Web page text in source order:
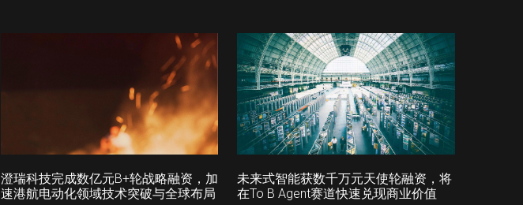
澄瑞科技完成数亿元B+轮战略融资，加
速港航电动化领域技术突破与全球布局
未来式智能获数千万元天使轮融资，将
在To B Agent赛道快速兑现商业价值